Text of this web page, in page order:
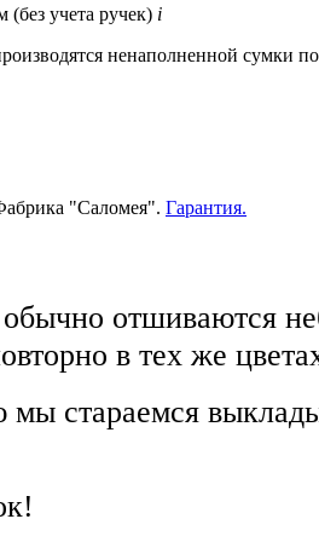
(без учета ручек) i
ненаполненной сумки
"Саломея". Гарантия.
отшиваются
в тех же
стараемся